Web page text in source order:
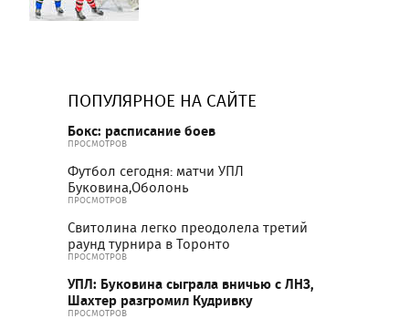
ПОПУЛЯРНОЕ НА САЙТЕ
Бокс: расписание боев
ПРОСМОТРОВ
Футбол сегодня: матчи УПЛ
Буковина,Оболонь
ПРОСМОТРОВ
Свитолина легко преодолела третий
раунд турнира в Торонто
ПРОСМОТРОВ
УПЛ: Буковина сыграла вничью с ЛНЗ,
Шахтер разгромил Кудривку
ПРОСМОТРОВ